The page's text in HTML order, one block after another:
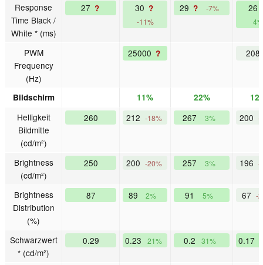
Response
Time Black /
White * (ms)
27 ? 30 ?
-11%
29 ? -7% 26
4%
PWM
Frequency
(Hz)
25000 ? 208
Bildschirm 11% 22%
Helligkeit
Bildmitte
(cd/m²)
260 212 -18% 267 3% 200 -
Brightness
(cd/m²)
250 200 -20% 257 3% 196 -
Brightness
Distribution
(%)
87 89 2% 91 5% 67 -
Schwarzwert
* (cd/m²)
0.29 0.23 21% 0.2 31% 0.17